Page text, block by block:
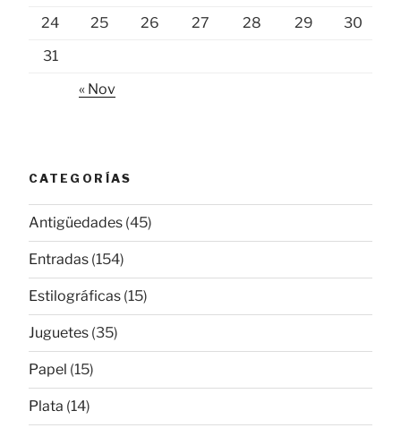
24
25 26 27 28 29
30
31
« Nov
CATEGORÍAS
Antigüedades (45)
Entradas (154)
Estilográficas (15)
Juguetes (35)
Papel (15)
Plata (14)